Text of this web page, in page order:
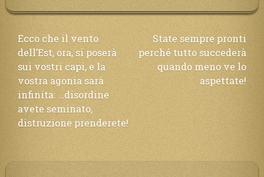
Navigazione
articoli
Ecco che il vento
dell’Est, ora, si poserà
sui vostri capi, e la
vostra agonia sarà
infinita: …disordine
avete seminato,
distruzione prenderete!
State sempre pronti
perché tutto succederà
quando meno ve lo
aspettate!